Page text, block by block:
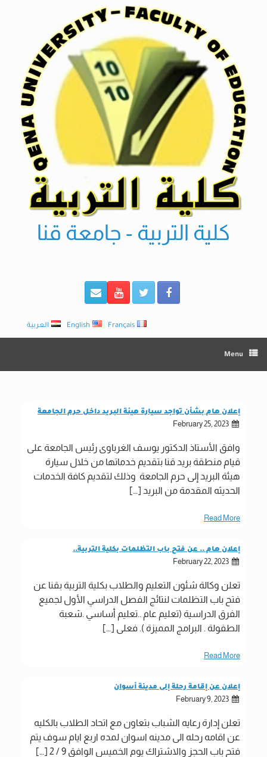
كلية التربية - جامعة قنا
العربية English Français
Menu
إعلان هام بشأن تواجد سيارة هيئة البريد داخل حرم الجامعة
وافق الأستاذ الدكتور يوسف الغرباوى رئيس الجامعة على
قيام منطقة بريد قنا بتقديم خدماتها من خلال سيارة
هيئة البريد إلى حرم الجامعة وذلك لتقديم كافة الخدمات
الحديثه المقدمة من البريد […]
Read More
إعلان هام .. عن فتح باب التظلمات بكلية التربية..
تعلن وكالة شئون التعليم والطلاب بكلية التربية بقنا عن
فتح باب التظلمات لنتائج الفصل الدراسي الأول لجميع
الفرق الدراسية (تعليم عام ..تعليم أساسي .شعبة
الطفولة . البرامج المميزة ). فعلى […]
Read More
إعلان عن إقامة رحلة إلى مدينة أسوان
تعلن إدارة رعايه الشباب بتعاون مع اتحاد الطلاب بالكليه
عن اقامه رحله الى مدينه اسوان لمده اربع ايام سوف يتم
فتح باب الحجز والاشتراك يوم الخميس الوافق 9 / 2 […]